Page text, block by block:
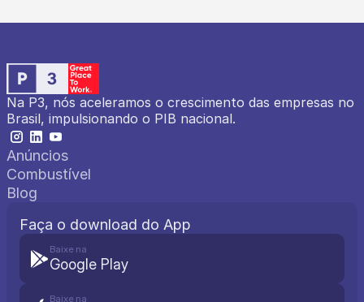
Na P3, nós aceleramos o crescimento das empresas no
Brasil, impulsionando o PIB nacional.
Anúncios
Combustível
Blog
Faça o download do App
Baixe na
Google Play
Baixe na